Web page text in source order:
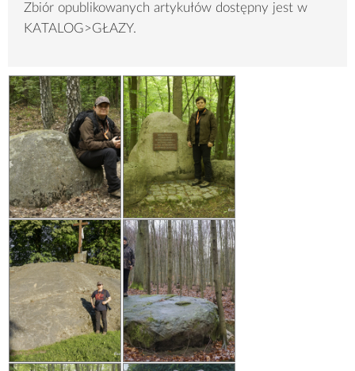
Zbiór opublikowanych artykułów dostępny jest w
KATALOG>GŁAZY.